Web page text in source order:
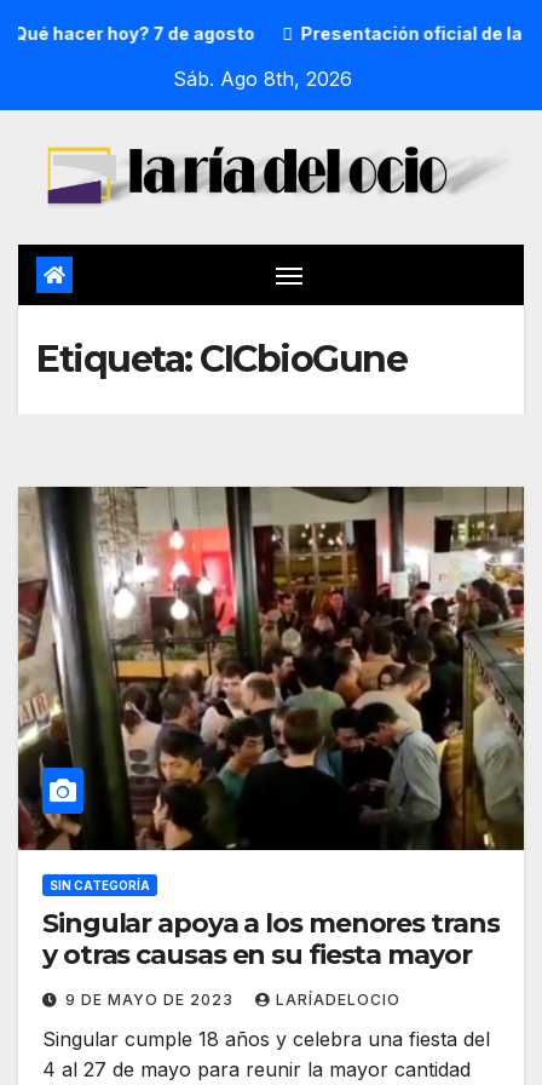
hacer hoy? 7 de agosto Presentación oficial de la
Sáb. Ago 8th, 2026
Etiqueta:CICbioGune
SIN CATEGORÍA
Singular apoya a los menores trans
y otras causas en su fiesta mayor
9 DE MAYO DE 2023 LARÍADELOCIO
Singular cumple 18 años y celebra una fiesta del
4 al 27 de mayo para reunir la mayor cantidad